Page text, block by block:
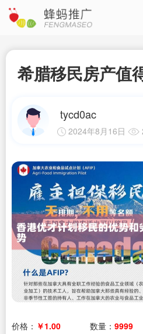
希腊移民房产值
tycd0ac
2024年8月16日
价格： ￥1.00 数量： 9999